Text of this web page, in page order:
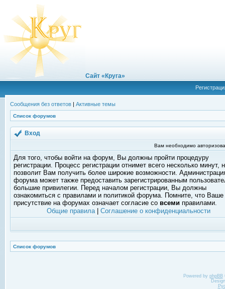
Сайт «Круга»
Сообщения без ответов | Активные темы
Список форумов
Вход
Вам необходимо
Для того, чтобы войти на форум, Вы должны пройти процедуру
регистрации. Процесс регистрации отнимет всего несколько минут,
позволит Вам получить более широкие возможности.
форума может также предоставить зарегистрированным
большие привилегии. Перед началом регистрации, Вы должны
ознакомиться с правилами и политикой форума. Помните, что Ваше
присутствие на форумах означает согласие со всеми правилами.
Общие правила| Соглашение о конфиденциальности
Список форумов
Powered by phpBB